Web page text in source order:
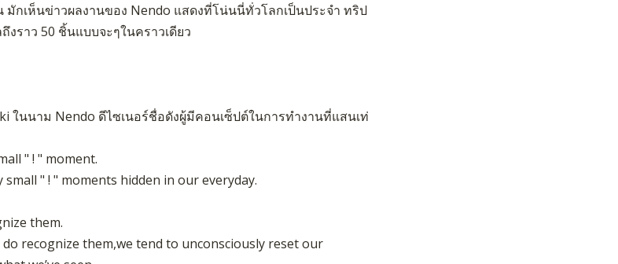
มักเห็นข่าวผลงานของ Nendo แสดงที่โน่นนี่ทั่วโลกเป็นประจำ ทริป
งราว 50 ชิ้นแบบจะๆในคราวเดียว
ในนาม Nendo ดีไซเนอร์ชื่อดังผู้มีคอนเซ็ปต์ในการทำงานที่แสนเท่
" ! " moment.
" ! " moments hidden in our everyday.
them.
do recognize them,we tend to unconsciously reset our